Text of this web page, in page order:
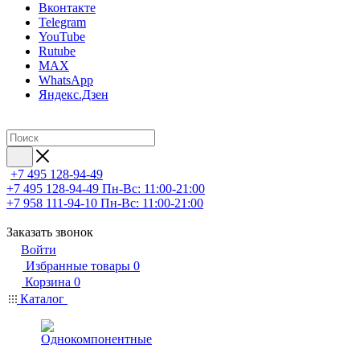
Вконтакте
Telegram
YouTube
Rutube
MAX
WhatsApp
Яндекс.Дзен
+7 495 128-94-49
+7 495 128-94-49 Пн-Вс: 11:00-21:00
+7 958 111-94-10 Пн-Вс: 11:00-21:00
Заказать звонок
Войти
Избранные товары 0
Корзина 0
Каталог